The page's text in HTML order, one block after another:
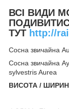
ВСІ ВИДИ
ТУТ http://
Сосна звичайна
Сосна звичайна
sylvestris Aurea
ВИСОТА /